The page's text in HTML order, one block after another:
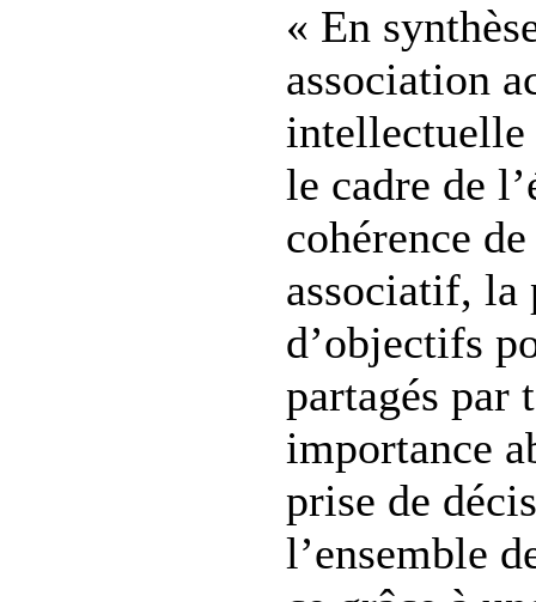
« En
association
intellectuelle
le cadre de
cohérence
associatif, la
d’objectifs
partagés par
importance
prise de
l’ensemble